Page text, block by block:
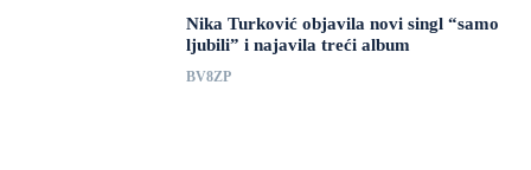
Nika Turković objavila novi singl “samo
ljubili” i najavila treći album
BV8ZP